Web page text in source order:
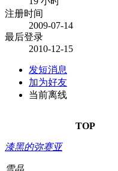
注册时间
2009-07-14
最后登录
2010-12-15
发短消息
加为好友
当前离线
TOP
漆黑的弥赛亚
雪晶